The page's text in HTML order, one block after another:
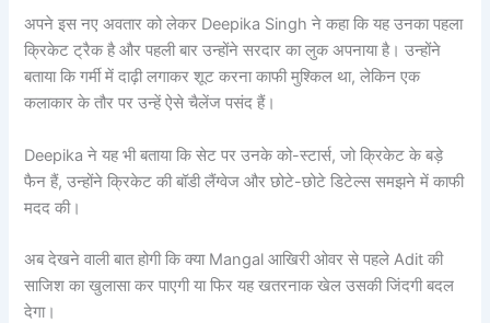
अपने इस नए अवतार को लेकर Deepika Singh ने कहा कि यह उनका पहला
क्रिकेट ट्रैक है और पहली बार उन्होंने सरदार का लुक अपनाया है। उन्होंने
बताया कि गर्मी में दाढ़ी लगाकर शूट करना काफी मुश्किल था, लेकिन एक
कलाकार के तौर पर उन्हें ऐसे चैलेंज पसंद हैं।
Deepika ने यह भी बताया कि सेट पर उनके को-स्टार्स, जो क्रिकेट के बड़े
फैन हैं, उन्होंने क्रिकेट की बॉडी लैंग्वेज और छोटे-छोटे डिटेल्स समझने में काफी
मदद की।
अब देखने वाली बात होगी कि क्या Mangal आखिरी ओवर से पहले Adit की
साजिश का खुलासा कर पाएगी या फिर यह खतरनाक खेल उसकी जिंदगी बदल
देगा।